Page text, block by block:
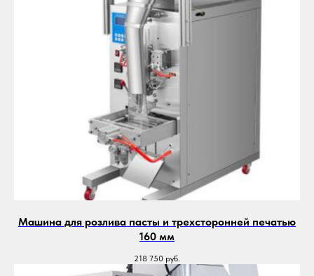
Машина для розлива пасты и трехсторонней печатью
160 мм
218 750 руб.